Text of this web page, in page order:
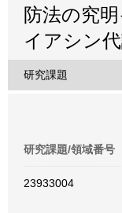
防法の究
イアシン
研究課題
研究課題/領域番号
23933004